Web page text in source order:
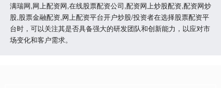
满瑞网,网上配资网,在线股票配资公司,配资网上炒股配资,配资网炒
股,股票金融配资,网上配资平台开户炒股/投资者在选择股票配资平
台时，可以关注其是否具备强大的研发团队和创新能力，以应对市
场变化和客户需求。